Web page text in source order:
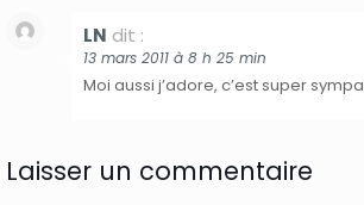
LN dit :
13 mars 2011 à 8 h 25 min
Moi aussi j’adore, c’est super
Laisser un commentaire